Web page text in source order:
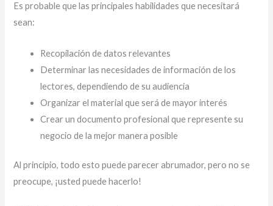
Es probable que las principales habilidades que necesitará
sean:
Recopilación de datos relevantes
Determinar las necesidades de información de los
lectores, dependiendo de su audiencia
Organizar el material que será de mayor interés
Crear un documento profesional que represente su
negocio de la mejor manera posible
Al principio, todo esto puede parecer abrumador, pero no se
preocupe, ¡usted puede hacerlo!